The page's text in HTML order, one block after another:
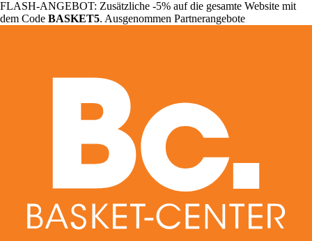
FLASH-ANGEBOT: Zusätzliche -5% auf die gesamte Website mit
dem Code BASKET5. Ausgenommen Partnerangebote